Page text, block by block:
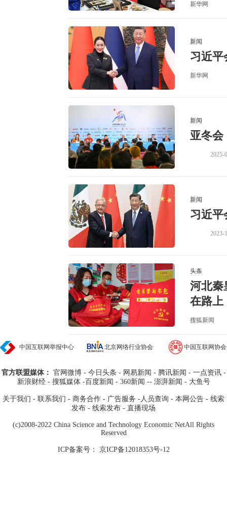
新华网
新闻
习近平
新华网
新闻
亚冬会
2025-
新闻
习近平
2023-
头条
河北秦
在路上
搜狐新闻
中国互联网举报中心 北京网络行业协会 中国互联网协会
官方联盟媒体： 官网微博- 今日头条 -网易新闻 - 腾讯新闻 - 一点资讯-
新浪财经 - 搜狐媒体 -百度新闻 - 360新闻 -- 澎湃新闻 -大鱼号
关于我们 - 联系我们 - 商务合作 - 广告服务 -人员查询 - 本网公告 - 线索
发布 - 线索发布 - 直播现场
(c)2008-2022 China Science and Technology Economic NetAll Rights
Reserved
ICP备案号： 京ICP备12018353号-12